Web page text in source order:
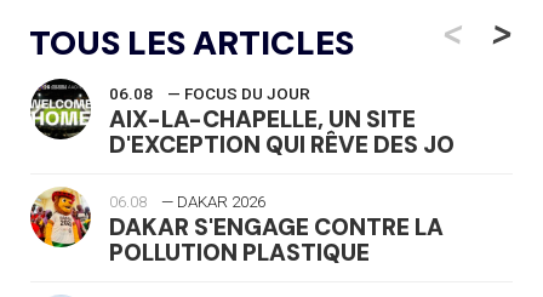
TOUS LES ARTICLES <
06.08 — FOCUS DU JOUR
AIX-LA-CHAPELLE, UN SITE
D'EXCEPTION QUI RÊVE DES JO
06.08 — DAKAR 2026
DAKAR S'ENGAGE CONTRE LA
POLLUTION PLASTIQUE
>